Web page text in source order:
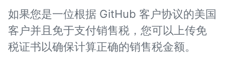
如果您是一位根据 GitHub 客户协议的美国
客户并且免于支付销售税，您可以上传免
税证书以确保计算正确的销售税金额。